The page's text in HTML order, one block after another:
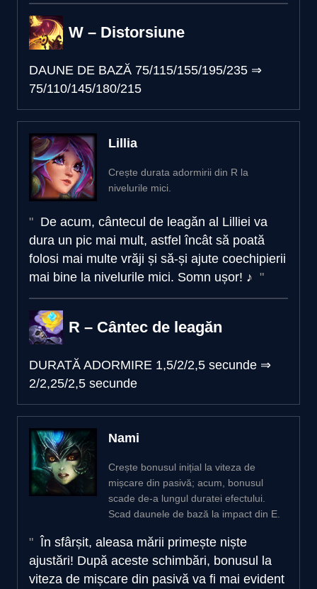
W – Distorsiune
DAUNE DE BAZĂ 75/115/155/195/235 ⇒
75/110/145/180/215
Lillia
Crește durata adormirii din R la
nivelurile mici.
De acum, cântecul de leagăn al Lilliei va
dura un pic mai mult, astfel încât să poată
folosi mai multe vrăji și să-și ajute coechipierii
mai bine la nivelurile mici. Somn ușor! ♪
R – Cântec de leagăn
DURATĂ ADORMIRE 1,5/2/2,5 secunde ⇒
2/2,25/2,5 secunde
Nami
Crește bonusul inițial la viteza de
mișcare din pasivă; acum, bonusul
scade de-a lungul duratei efectului.
Scad daunele de bază la impact din E.
În sfârșit, aleasa mării primește niște
ajustări! După aceste schimbări, bonusul la
viteza de mișcare din pasivă va fi mai evident